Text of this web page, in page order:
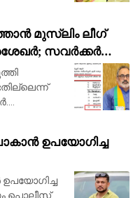
മുസ്ലിം ലീഗ്
സവർക്കർ
പ്രതികരണം
വി.ഡി.
ഉപയോഗിച്ച
പൊലീസ്